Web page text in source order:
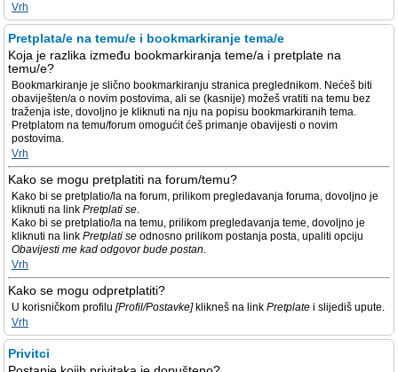
Vrh
Pretplata/e na temu/e i bookmarkiranje tema/e
Koja je razlika između bookmarkiranja teme/a i pretplate na
temu/e?
Bookmarkiranje je slično bookmarkiranju stranica preglednikom. Nećeš biti
obaviješten/a o novim postovima, ali se (kasnije) možeš vratiti na temu bez
traženja iste, dovoljno je kliknuti na nju na popisu bookmarkiranih tema.
Pretplatom na temu/forum omogućit ćeš primanje obavijesti o novim
postovima.
Vrh
Kako se mogu pretplatiti na forum/temu?
Kako bi se pretplatio/la na forum, prilikom pregledavanja foruma, dovoljno je
kliknuti na link Pretplati se.
Kako bi se pretplatio/la na temu, prilikom pregledavanja teme, dovoljno je
kliknuti na link Pretplati se odnosno prilikom postanja posta, upaliti opciju
Obavijesti me kad odgovor bude postan.
Vrh
Kako se mogu odpretplatiti?
U korisničkom profilu [Profil/Postavke]klikneš na link Pretplate i slijediš upute.
Vrh
Privitci